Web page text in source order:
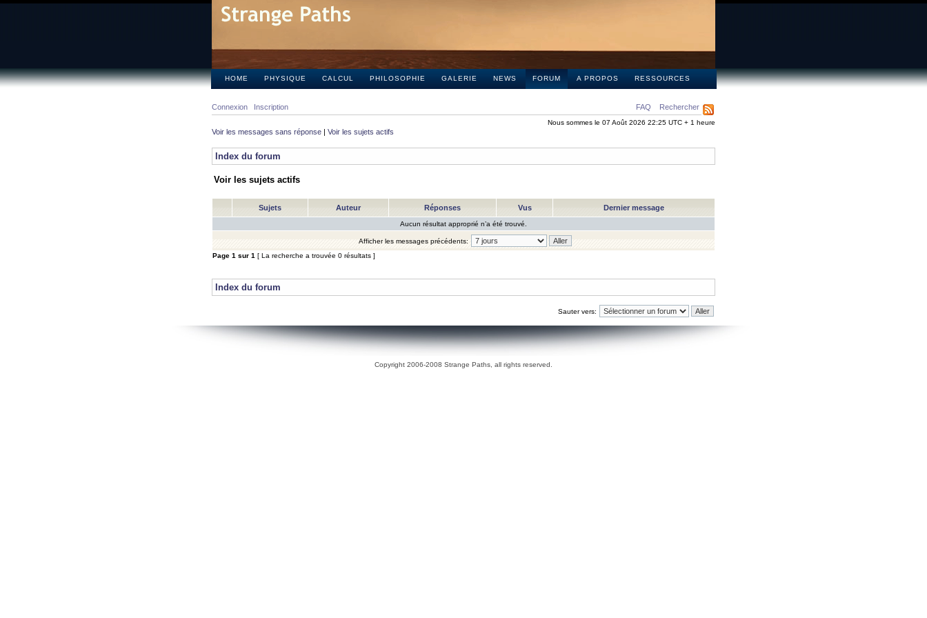
HOME PHYSIQUE CALCUL PHILOSOPHIE GALERIE NEWS FORUM A PROPOS RESSOURCES
FAQ Rechercher
Connexion Inscription
Nous sommes le 07 Août 2026 22:25 UTC + 1 heure
Voir les messages sans réponse | Voir les sujets actifs
Index du forum
Voir les sujets actifs
Sujets Auteur Réponses Vus Dernier message
Aucun résultat approprié n’a été trouvé.
Afficher les messages précédents:
Page 1 sur 1 [ La recherche a trouvée 0 résultats ]
Index du forum
Sauter vers:
Copyright 2006-2008 Strange Paths, all rights reserved.